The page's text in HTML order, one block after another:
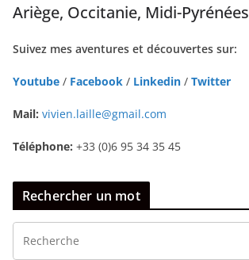
Ariège, Occitanie, Midi-Pyrénées
Suivez mes aventures et découvertes sur:
Youtube / Facebook / Linkedin / Twitter
Mail: vivien.laille@gmail.com
Téléphone: +33 (0)6 95 34 35 45
Rechercher un mot